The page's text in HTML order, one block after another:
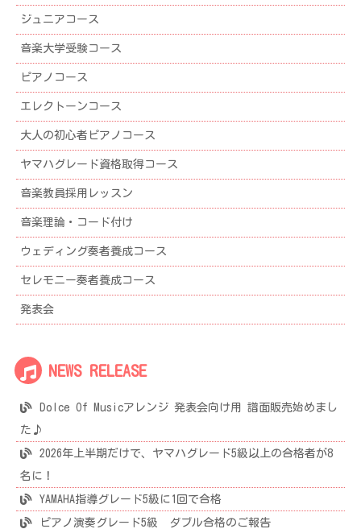
ブ
ジュニアコース
音楽大学受験コース
ピアノコース
エレクトーンコース
大人の初心者ピアノコース
ヤマハグレード資格取得コース
音楽教員採用レッスン
音楽理論・コード付け
ウェディング奏者養成コース
セレモニー奏者養成コース
発表会
NEWS RELEASE
Dolce Of Musicアレンジ 発表会向け用 譜面販売始めまし
た♪
2026年上半期だけで、ヤマハグレード5級以上の合格者が8
名に！
YAMAHA指導グレード5級に1回で合格
ピアノ演奏グレード5級 ダブル合格のご報告